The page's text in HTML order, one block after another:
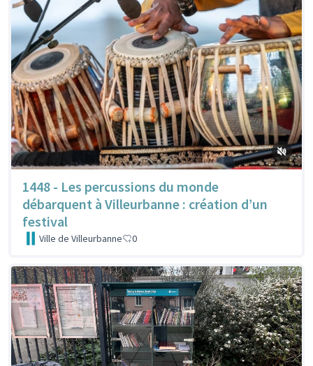
1448 - Les percussions du monde
débarquent à Villeurbanne : création d’un
festival
Ville de Villeurbanne 0